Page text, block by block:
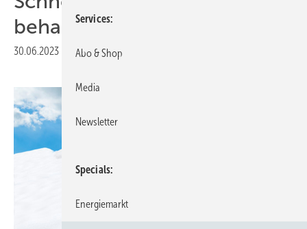
behalten
30.06.2023 Druckvorschau
Services
Abo & Shop
Media
Newsletter
Specials
Energiemarkt